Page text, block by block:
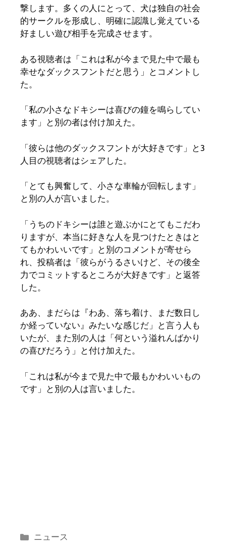
撃します。多くの人にとって、犬は独自の社会
的サークルを形成し、明確に認識し覚えている
好ましい遊び相手を完成させます。
ある視聴者は「これは私が今まで見た中で最も
幸せなダックスフントだと思う」とコメントし
た。
「私の小さなドキシーは喜びの鐘を鳴らしてい
ます」と別の者は付け加えた。
「彼らは他のダックスフントが大好きです」と3
人目の視聴者はシェアした。
「とても興奮して、小さな車輪が回転します」
と別の人が言いました。
「うちのドキシーは誰と遊ぶかにとてもこだわ
りますが、本当に好きな人を見つけたときはと
てもかわいいです」と別のコメントが寄せら
れ、投稿者は「彼らがうるさいけど、その後全
力でコミットするところが大好きです」と返答
した。
ああ、まだらは『わあ、落ち着け、まだ数日し
か経っていない』みたいな感じだ」と言う人も
いたが、また別の人は「何という溢れんばかり
の喜びだろう」と付け加えた。
「これは私が今まで見た中で最もかわいいもの
です」と別の人は言いました。
カ
ニュース